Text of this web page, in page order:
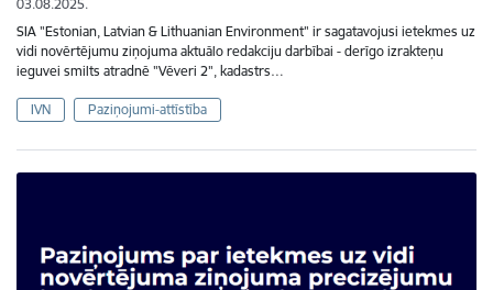
03.08.2025.
SIA "Estonian, Latvian & Lithuanian Environment" ir sagatavojusi ietekmes uz
vidi novērtējumu ziņojuma aktuālo redakciju darbībai - derīgo izrakteņu
ieguvei smilts atradnē "Vēveri 2", kadastrs…
IVN Paziņojumi-attīstība